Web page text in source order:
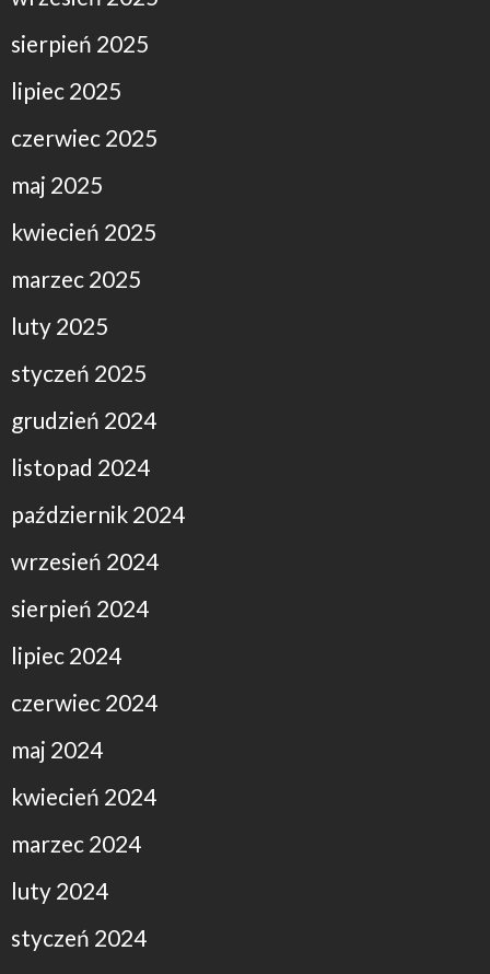
sierpień 2025
lipiec 2025
czerwiec 2025
maj 2025
kwiecień 2025
marzec 2025
luty 2025
styczeń 2025
grudzień 2024
listopad 2024
październik 2024
wrzesień 2024
sierpień 2024
lipiec 2024
czerwiec 2024
maj 2024
kwiecień 2024
marzec 2024
luty 2024
styczeń 2024